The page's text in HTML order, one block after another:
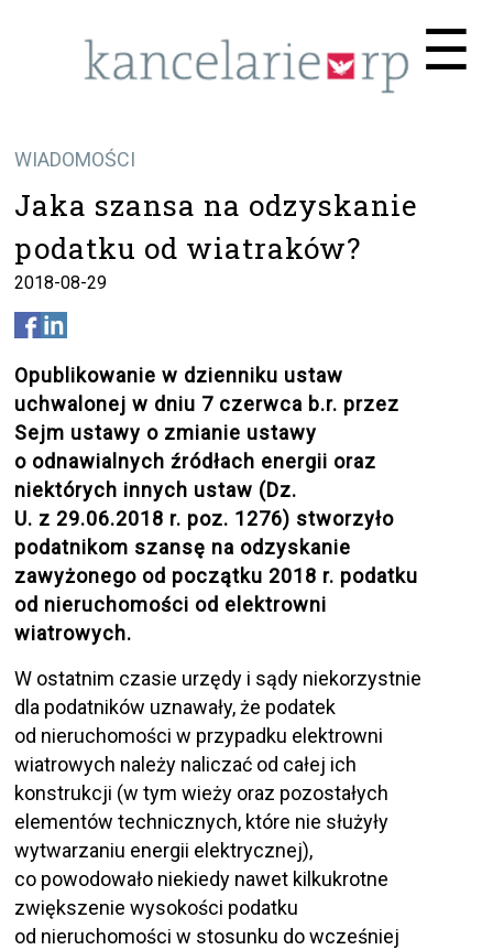
☰
WIADOMOŚCI
Jaka szansa na odzyskanie
podatku od wiatraków?
2018-08-29
Opublikowanie w dzienniku ustaw
uchwalonej w dniu 7 czerwca b.r. przez
Sejm ustawy o zmianie ustawy
o odnawialnych źródłach energii oraz
niektórych innych ustaw (Dz.
U. z 29.06.2018 r. poz. 1276) stworzyło
podatnikom szansę na odzyskanie
zawyżonego od początku 2018 r. podatku
od nieruchomości od elektrowni
wiatrowych.
W ostatnim czasie urzędy i sądy niekorzystnie
dla podatników uznawały, że podatek
od nieruchomości w przypadku elektrowni
wiatrowych należy naliczać od całej ich
konstrukcji (w tym wieży oraz pozostałych
elementów technicznych, które nie służyły
wytwarzaniu energii elektrycznej),
co powodowało niekiedy nawet kilkukrotne
zwiększenie wysokości podatku
od nieruchomości w stosunku do wcześniej